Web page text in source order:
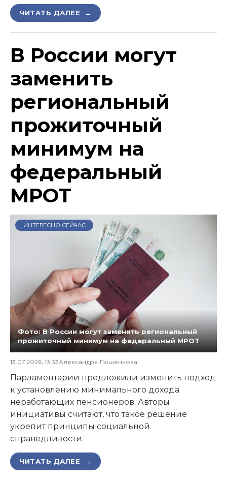
ЧИТАТЬ ДАЛЕЕ →
В России могут
заменить
региональный
прожиточный
минимум на
федеральный
МРОТ
ИНТЕРЕСНО СЕЙЧАС
Фото: В России могут заменить региональный
прожиточный минимум на федеральный МРОТ
13.07.2026, 13:33Александра Лошенкова
Парламентарии предложили изменить подход
к установлению минимального дохода
неработающих пенсионеров. Авторы
инициативы считают, что такое решение
укрепит принципы социальной
справедливости.
ЧИТАТЬ ДАЛЕЕ →